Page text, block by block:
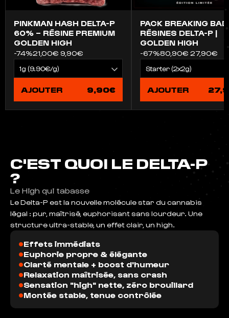
PINKMAN HASH DELTA-P
60% – RÉSINE PREMIUM
GOLDEN HIGH
-74%21,00€ 9,90€
AJOUTER 9,90€
PACK BREAKING
RÉSINES DELTA-P |
GOLDEN HIGH
-67%80,90€ 27,90€
AJOUTER
C'EST QUOI LE DELTA-P
?
Le High qui tabasse
Le Delta-P est la nouvelle molécule star du cannabis
légal : pur, maîtrisé, euphorisant sans lourdeur. Une
structure ultra-stable, un effet clair, un high.
•Effets immédiats
•Euphorie propre & élégante
•Clarté mentale + boost d'humeur
•Relaxation maîtrisée, sans crash
•Sensation "high" nette, zéro brouillard
•Montée stable, tenue contrôlée